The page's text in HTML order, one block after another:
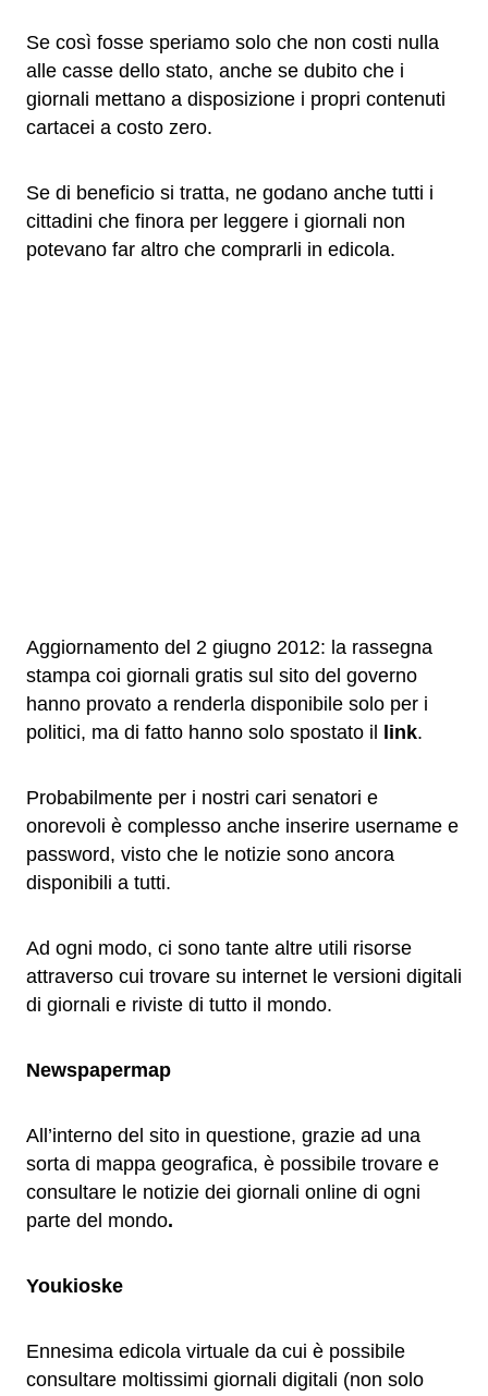
Se così fosse speriamo solo che non costi nulla
alle casse dello stato, anche se dubito che i
giornali mettano a disposizione i propri contenuti
cartacei a costo zero.
Se di beneficio si tratta, ne godano anche tutti i
cittadini che finora per leggere i giornali non
potevano far altro che comprarli in edicola.
Aggiornamento del 2 giugno 2012: la rassegna
stampa coi giornali gratis sul sito del governo
hanno provato a renderla disponibile solo per i
politici, ma di fatto hanno solo spostato il
link.
Probabilmente per i nostri cari senatori e
onorevoli è complesso anche inserire username e
password, visto che le notizie sono ancora
disponibili a tutti.
Ad ogni modo, ci sono tante altre utili risorse
attraverso cui trovare su internet le versioni digitali
di giornali e riviste di tutto il mondo.
Newspapermap
All’interno del sito in questione, grazie ad una
sorta di mappa geografica, è possibile trovare e
consultare le notizie dei giornali online di ogni
parte del mondo.
Youkioske
Ennesima edicola virtuale da cui è possibile
consultare moltissimi giornali digitali (non solo